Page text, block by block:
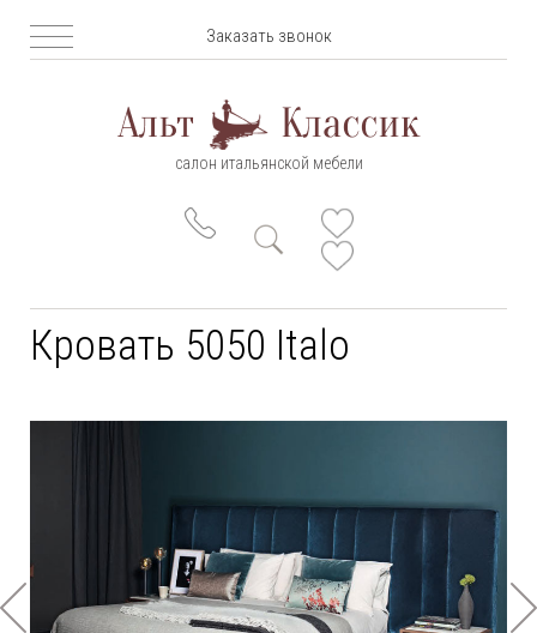
Заказать звонок
салон итальянской мебели
Кровать 5050 Italo